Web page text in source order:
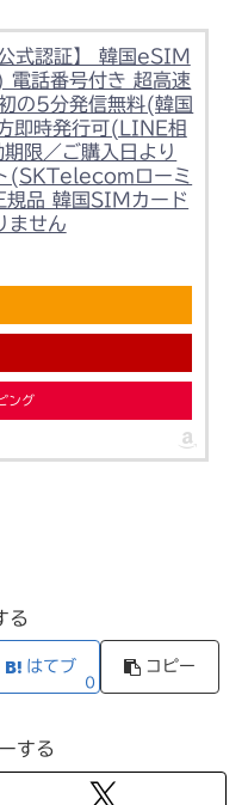
式認証】 韓国eSIM
話番号付き 超高速
の5分発信無料(韓国
即時発行可(LINE相
限／ご購入日より
(SKTelecomローミ
規品 韓国SIMカード
ません
ング
る
はてブ
0
コピー
する